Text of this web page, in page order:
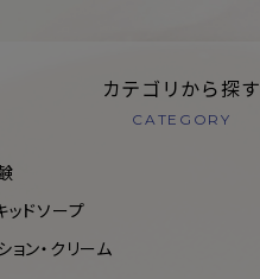
カテゴリから探す
CATEGORY
ッドソープ
ン・クリーム